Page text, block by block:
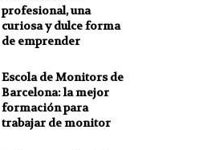
profesional, una
curiosa y dulce forma
de emprender
Escola de Monitors de
Barcelona: la mejor
formación para
trabajar de monitor